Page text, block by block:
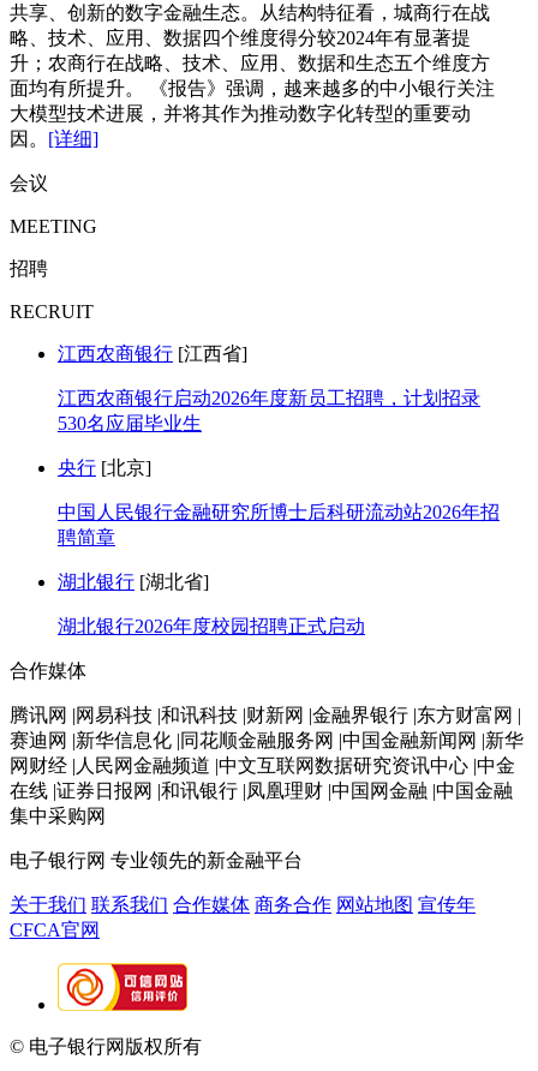
共享、创新的数字金融生态。从结构特征看，城商行在战
略、技术、应用、数据四个维度得分较2024年有显著提
升；农商行在战略、技术、应用、数据和生态五个维度方
面均有所提升。 《报告》强调，越来越多的中小银行关注
大模型技术进展，并将其作为推动数字化转型的重要动
因。 [详细]
会议
MEETING
招聘
RECRUIT
江西农商银行 [江西省]
江西农商银行启动2026年度新员工招聘，计划招录
530名应届毕业生
央行 [北京]
中国人民银行金融研究所博士后科研流动站2026年招
聘简章
湖北银行 [湖北省]
湖北银行2026年度校园招聘正式启动
合作媒体
腾讯网 |网易科技 |和讯科技 |财新网 |金融界银行 |东方财富网 |
赛迪网 |新华信息化 |同花顺金融服务网 |中国金融新闻网 |新华
网财经 |人民网金融频道 |中文互联网数据研究资讯中心 |中金
在线 |证券日报网 |和讯银行 |凤凰理财 |中国网金融 |中国金融
集中采购网
电子银行网 专业领先的新金融平台
关于我们 联系我们 合作媒体 商务合作 网站地图 宣传年
CFCA官网
© 电子银行网版权所有